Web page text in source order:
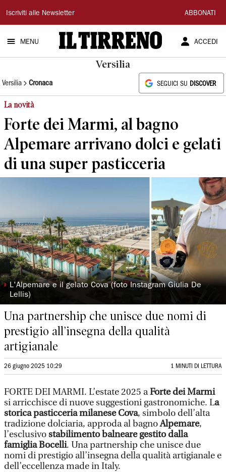
Il
Tirreno
Iscriviti alle Newsletter ABBONATI
MENU ACCEDI
Versilia
Versilia Cronaca SEGUICI SU DISCOVER
La novità
Forte dei Marmi, al bagno
Alpemare arrivano dolci e gelati
di una super pasticceria
◗ L'Alpemare e il gelato Cova (foto Instagram Giulia De
Lellis)
Una partnership che unisce due nomi di
prestigio all’insegna della qualità
artigianale
26 giugno 2025 10:29 1 MINUTI DI LETTURA
FORTE DEI MARMI. L’estate 2025 aForte dei Marmi
si arricchisce di nuove suggestioni gastronomiche. La
storica pasticceria milanese Cova, simbolo dell’alta
tradizione dolciaria, approda al bagnoAlpemare,
l’esclusivostabilimento balneare gestito dalla
famiglia Bocelli. Una partnership che unisce due
nomi di prestigio all’insegna della qualità artigianale e
dell’eccellenza made in Italy.